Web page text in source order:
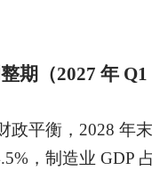
期（2027 年
政平衡， 2028 年
，制造业 GDP